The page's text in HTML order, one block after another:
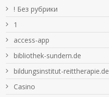
! Без рубрики
1
access-app
bibliothek-sundern.de
bildungsinstitut-reittherapie.de
Casino